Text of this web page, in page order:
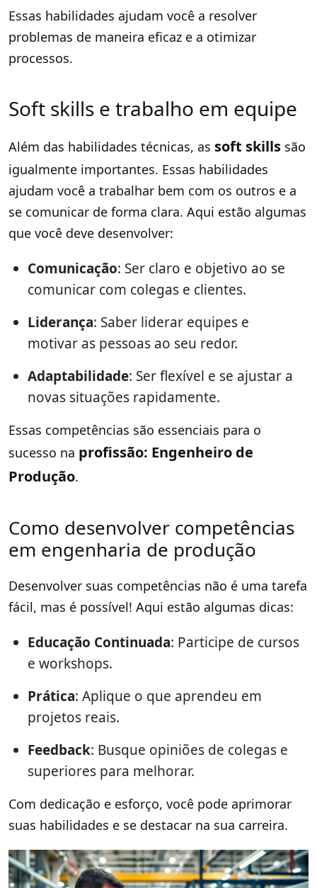
Essas habilidades ajudam você a resolver
problemas de maneira eficaz e a otimizar
processos.
Soft skills e trabalho em equipe
Além das habilidades técnicas, as soft skills são
igualmente importantes. Essas habilidades
ajudam você a trabalhar bem com os outros e a
se comunicar de forma clara. Aqui estão algumas
que você deve desenvolver:
Comunicação: Ser claro e objetivo ao se
comunicar com colegas e clientes.
Liderança: Saber liderar equipes e
motivar as pessoas ao seu redor.
Adaptabilidade: Ser flexível e se ajustar a
novas situações rapidamente.
Essas competências são essenciais para o
sucesso na profissão: Engenheiro de
Produção.
Como desenvolver competências
em engenharia de produção
Desenvolver suas competências não é uma tarefa
fácil, mas é possível! Aqui estão algumas dicas:
Educação Continuada: Participe de cursos
e workshops.
Prática: Aplique o que aprendeu em
projetos reais.
Feedback: Busque opiniões de colegas e
superiores para melhorar.
Com dedicação e esforço, você pode aprimorar
suas habilidades e se destacar na sua carreira.